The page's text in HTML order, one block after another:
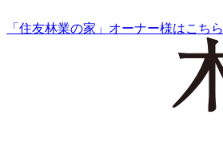
「住友林業の家」オーナー様はこちら